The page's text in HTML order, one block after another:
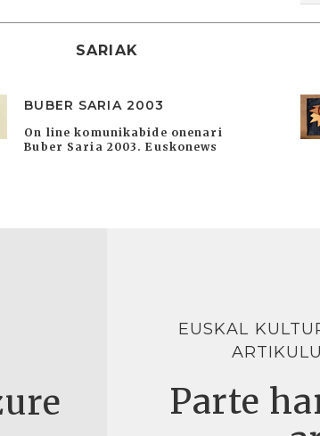
SARIAK
BUBER SARIA 2003
On line komunikabide onenari
Buber Saria 2003. Euskonews
EUSKAL
Parte